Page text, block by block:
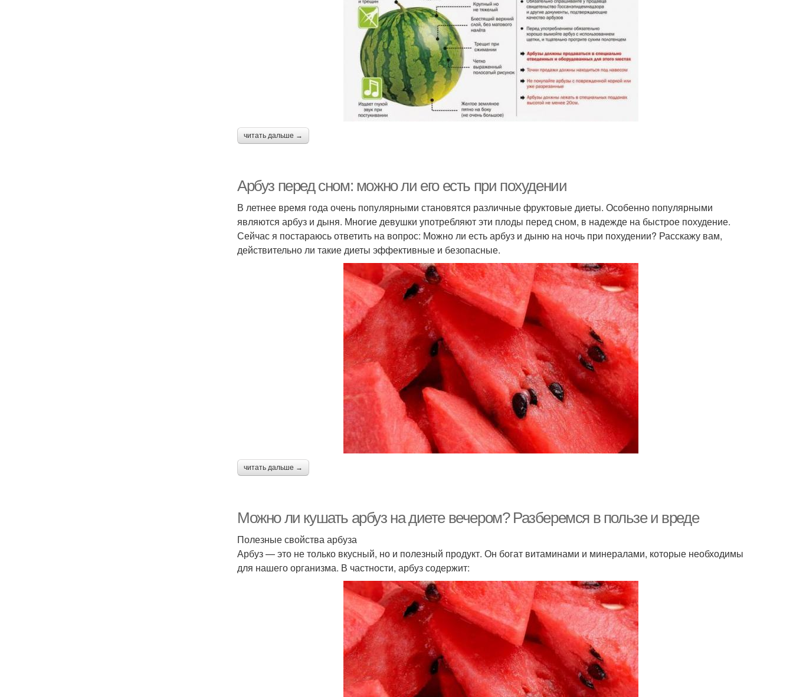
читать дальше →
Арбуз перед сном: можно ли его есть при похудении
В летнее время года очень популярными становятся различные фруктовые диеты. Особенно популярными
являются арбуз и дыня. Многие девушки употребляют эти плоды перед сном, в надежде на быстрое похудение.
Сейчас я постараюсь ответить на вопрос: Можно ли есть арбуз и дыню на ночь при похудении? Расскажу вам,
действительно ли такие диеты эффективные и безопасные.
читать дальше →
Можно ли кушать арбуз на диете вечером? Разберемся в пользе и вреде
Полезные свойства арбуза
Арбуз — это не только вкусный, но и полезный продукт. Он богат витаминами и минералами, которые необходимы
для нашего организма. В частности, арбуз содержит: